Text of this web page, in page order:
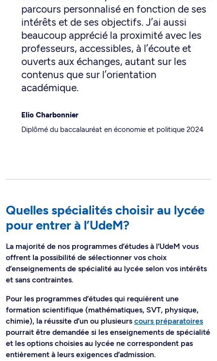
parcours personnalisé en fonction de ses
intérêts et de ses objectifs. J’ai aussi
beaucoup apprécié la proximité avec les
professeurs, accessibles, à l’écoute et
ouverts aux échanges, autant sur les
contenus que sur l’orientation
académique.
Elio Charbonnier
Diplômé du baccalauréat en économie et politique 2024
Quelles spécialités choisir au lycée
pour entrer à l’UdeM?
La majorité de nos programmes d’études à l’UdeM vous
offrent la possibilité de sélectionner vos choix
d’enseignements de spécialité au lycée selon vos intérêts
et sans contraintes.
Pour les programmes d’études qui requièrent une
formation scientifique (mathématiques, SVT, physique,
chimie), la réussite d’un ou plusieurs cours préparatoires
pourrait être demandée si les enseignements de spécialité
et les options choisies au lycée ne correspondent pas
entièrement à leurs exigences d’admission.